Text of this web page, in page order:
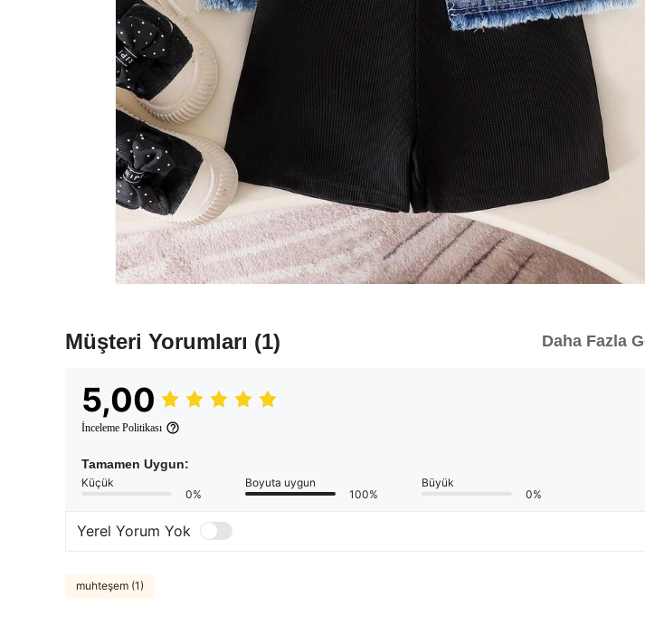
Müşteri Yorumları (1) Daha Fazla
5,00
İnceleme Politikası
Tamamen Uygun:
Küçük
0%
Boyuta uygun
100%
Büyük
0%
Yerel Yorum Yok
muhteşem (1)